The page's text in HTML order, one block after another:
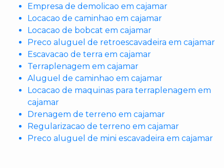
Empresa de demolicao em cajamar
Locacao de caminhao em cajamar
Locacao de bobcat em cajamar
Preco aluguel de retroescavadeira em cajamar
Escavacao de terra em cajamar
Terraplenagem em cajamar
Aluguel de caminhao em cajamar
Locacao de maquinas para terraplenagem em
cajamar
Drenagem de terreno em cajamar
Regularizacao de terreno em cajamar
Preco aluguel de mini escavadeira em cajamar